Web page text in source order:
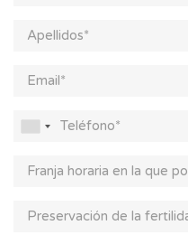
Franja horaria en la que
Preservación de la